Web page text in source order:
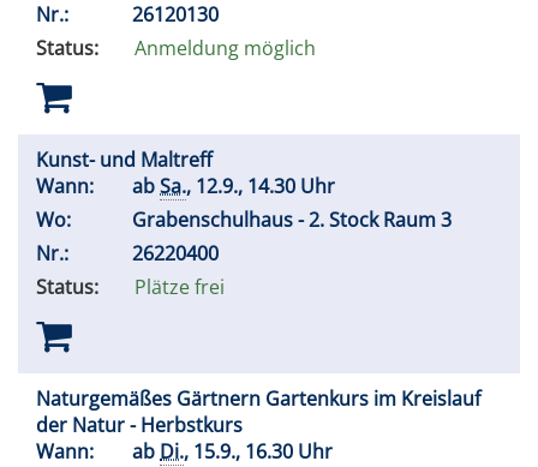
Nr.:
26120130
Status:
Anmeldung möglich
Kunst- und Maltreff
Wann:
abSa., 12.9., 14.30 Uhr
Wo:
Grabenschulhaus - 2. Stock Raum 3
Nr.:
26220400
Status:
Plätze frei
Naturgemäßes Gärtnern Gartenkurs im Kreislauf
der Natur - Herbstkurs
Wann:
ab Di., 15.9., 16.30 Uhr